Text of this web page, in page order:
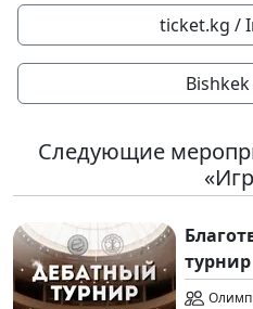
ticket.kg /
Следующие
турнир